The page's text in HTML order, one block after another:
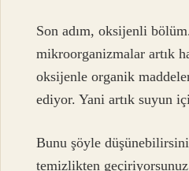
Son adım, oksijenli
mikroorganizmalar artık
oksijenle organik
ediyor. Yani artık suyun
Bunu şöyle
temizlikten